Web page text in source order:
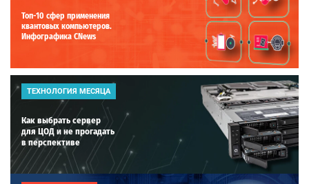
Топ-10 сфер применения
квантовых компьютеров.
Инфографика CNews
ТЕХНОЛОГИЯ МЕСЯЦА
Как выбрать сервер
для ЦОД и не прогадать
в перспективе